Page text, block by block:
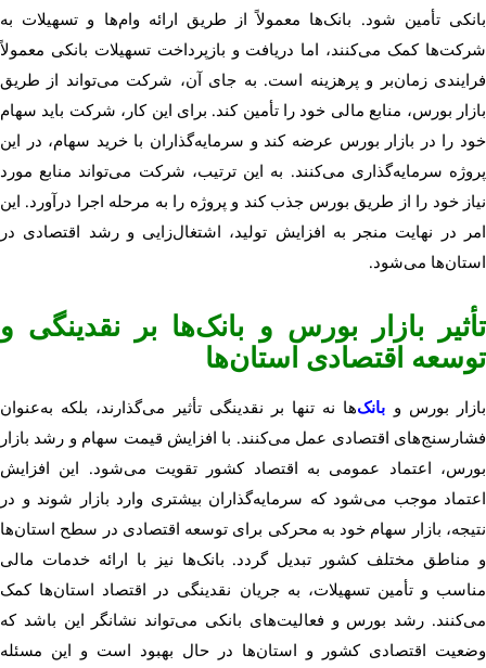
بانکی تأمین شود. بانک‌ها معمولاً از طریق ارائه وام‌ها و تسهیلات به
شرکت‌ها کمک می‌کنند، اما دریافت و بازپرداخت تسهیلات بانکی معمولاً
فرایندی زمان‌بر و پرهزینه است. به جای آن، شرکت می‌تواند از طریق
بازار بورس، منابع مالی خود را تأمین کند. برای این کار، شرکت باید سهام
خود را در بازار بورس عرضه کند و سرمایه‌گذاران با خرید سهام، در این
پروژه سرمایه‌گذاری می‌کنند. به این ترتیب، شرکت می‌تواند منابع مورد
نیاز خود را از طریق بورس جذب کند و پروژه را به مرحله اجرا درآورد. این
امر در نهایت منجر به افزایش تولید، اشتغال‌زایی و رشد اقتصادی در
استان‌ها می‌شود.
تأثیر بازار بورس و بانک‌ها بر نقدینگی و
توسعه اقتصادی استان‌ها
بازار بورس و بانک‌ها نه تنها بر نقدینگی تأثیر می‌گذارند، بلکه به‌عنوان
فشارسنج‌های اقتصادی عمل می‌کنند. با افزایش قیمت سهام و رشد بازار
بورس، اعتماد عمومی به اقتصاد کشور تقویت می‌شود. این افزایش
اعتماد موجب می‌شود که سرمایه‌گذاران بیشتری وارد بازار شوند و در
نتیجه، بازار سهام خود به محرکی برای توسعه اقتصادی در سطح استان‌ها
و مناطق مختلف کشور تبدیل گردد. بانک‌ها نیز با ارائه خدمات مالی
مناسب و تأمین تسهیلات، به جریان نقدینگی در اقتصاد استان‌ها کمک
می‌کنند. رشد بورس و فعالیت‌های بانکی می‌تواند نشانگر این باشد که
وضعیت اقتصادی کشور و استان‌ها در حال بهبود است و این مسئله